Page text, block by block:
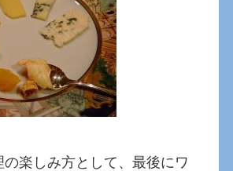
の楽しみ方として、最後にワ